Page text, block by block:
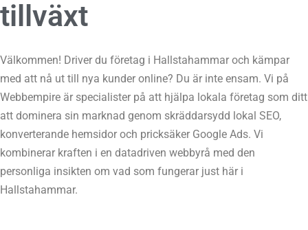
tillväxt
Välkommen! Driver du företag i Hallstahammar och kämpar
med att nå ut till nya kunder online? Du är inte ensam. Vi på
Webbempire är specialister på att hjälpa lokala företag som ditt
att dominera sin marknad genom skräddarsydd lokal SEO,
konverterande hemsidor och pricksäker Google Ads. Vi
kombinerar kraften i en datadriven webbyrå med den
personliga insikten om vad som fungerar just här i
Hallstahammar.